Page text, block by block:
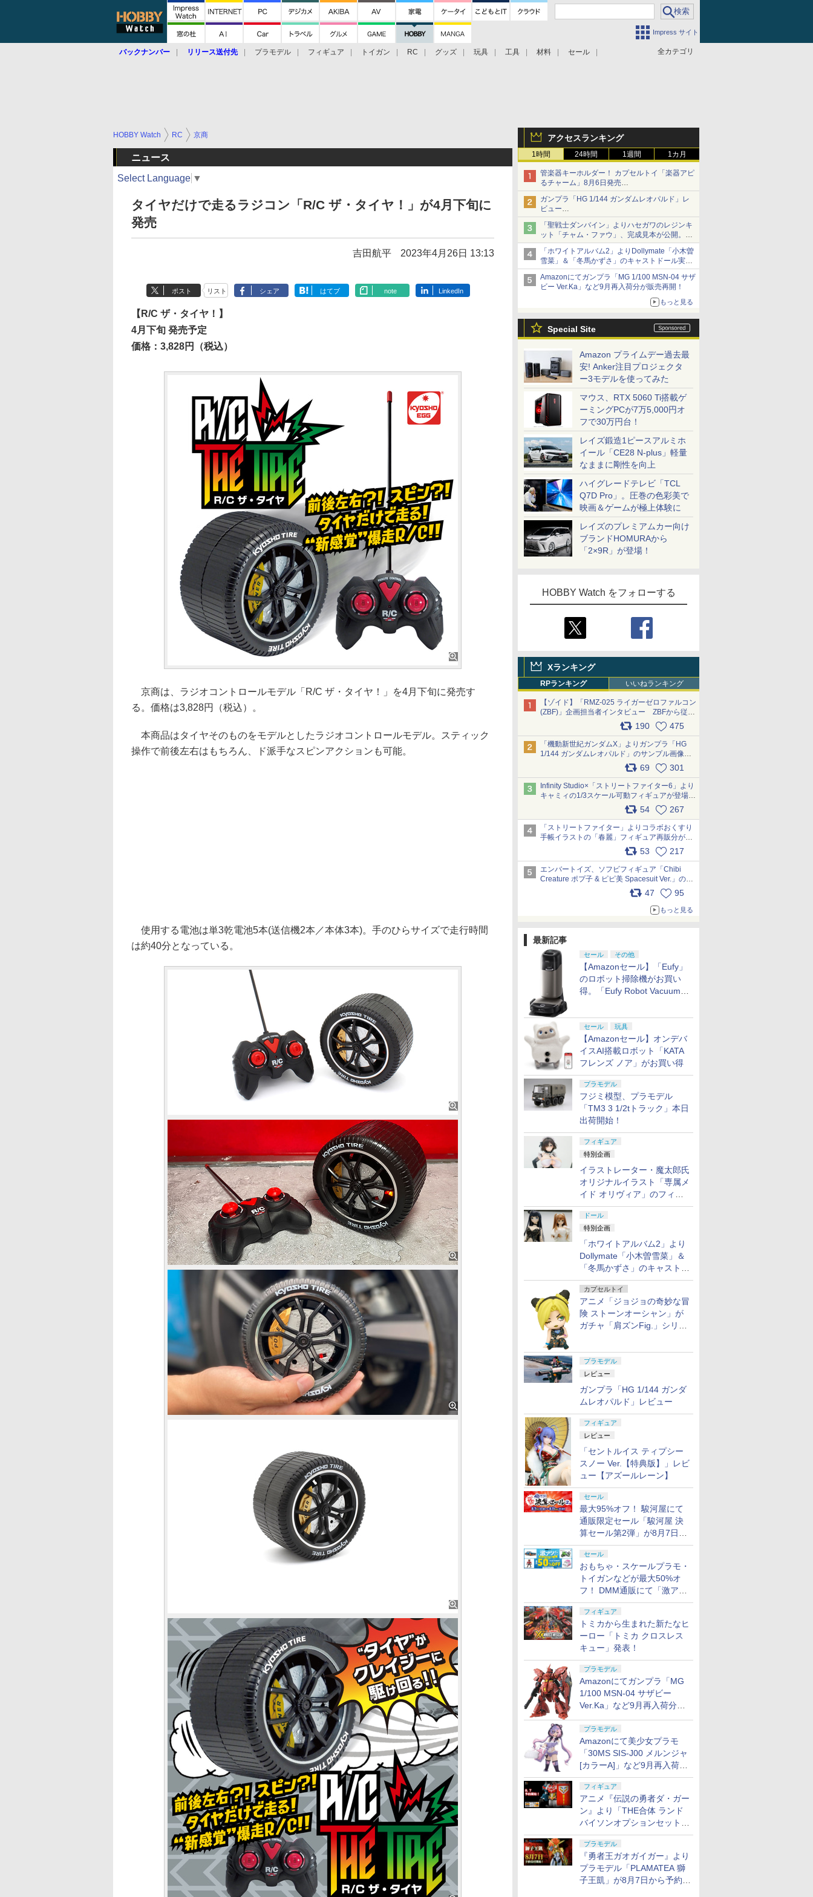
Impress サイト
全カテゴリ
バックナンバー リリース送付先 プラモデル フィギュア トイガン RC グッズ 玩具 工具 材料 セール
アクセスランキング
1時間 24時間 1週間 1カ月
管楽器キーホルダー！ カプセルトイ「楽器アピ
るチャーム」8月6日発売
チューバ、テナサクなど5種各3色
ガンプラ「HG 1/144 ガンダムレオパルド」レ
ビュー
『機動新世紀ガンダムX』30周年！インナーア
ームガトリングの変形機構まで再現し最新フォ
ーマットでキット化！
「聖戦士ダンバイン」よりハセガワのレジンキ
ット「チャム・ファウ」、完成見本が公開。9
月3日頃発売予定
「ホワイトアルバム2」よりDollymate「小木曽
雪菜」＆「冬馬かずさ」のキャストドール実物
見本が東京フィギュアギャラリーにて展示中
Amazonにてガンプラ「MG 1/100 MSN-04 サザ
ビー Ver.Ka」など9月再入荷分が販売再開！
もっと見る
Special Site
Amazon プライムデー過去最
安! Anker注目プロジェクタ
ー3モデルを使ってみた
マウス、RTX 5060 Ti搭載ゲ
ーミングPCが7万5,000円オ
フで30万円台！
レイズ鍛造1ピースアルミホ
イール「CE28 N-plus」軽量
なままに剛性を向上
ハイグレードテレビ「TCL
Q7D Pro」。圧巻の色彩美で
映画＆ゲームが極上体験に
レイズのプレミアムカー向け
ブランドHOMURAから
「2×9R」が登場！
HOBBY Watch をフォローする
Xランキング
RPランキング いいねランキング
【ゾイド】「RMZ-025 ライガーゼロファルコン
(ZBF)」企画担当者インタビュー ZBFから従来
デザインまで再現可能なボリューム満点のキッ
ト pic.x.com/6zOqQAQKkX
190 475
「機動新世紀ガンダムX」よりガンプラ「HG
1/144 ガンダムレオパルド」のサンプル画像が
69 301
Infinity Studio×「ストリートファイター6」より
キャミィの1/3スケール可動フィギュアが登場
54 267
「ストリートファイター」よりコラボおくすり
手帳イラストの「春麗」フィギュア再販分が本
日出荷開始 pic.x.com/toUc1MHr41
53 217
エンバートイズ、ソフビフィギュア「Chibi
Creature ポプ子 & ピピ美 Spacesuit Ver.」の発
売中止を発表 pic.x.com/Ri45iFeYjn
47 95
もっと見る
最新記事
セール その他
【Amazonセール】「Eufy」
のロボット掃除機がお買い
得。「Eufy Robot Vacuum
セール 玩具
【Amazonセール】オンデバ
イスAI搭載ロボット「KATA
フレンズ ノア」がお買い得
プラモデル
フジミ模型、プラモデル
「TM3 3 1/2tトラック」本日
出荷開始！
フィギュア
特別企画
イラストレーター・魔太郎氏
オリジナルイラスト「専属メ
イド オリヴィア」のフィギ
ュア彩色原型が東京フィギュ
アギャラリーにて展示中
ドール
特別企画
「ホワイトアルバム2」より
Dollymate「小木曽雪菜」＆
「冬馬かずさ」のキャストド
ール実物見本が東京フィギュ
アギャラリーにて展示中
カプセルトイ
アニメ「ジョジョの奇妙な冒
険 ストーンオーシャン」が
ガチャ「肩ズンFig.」シリー
プラモデル
レビュー
ガンプラ「HG 1/144 ガンダ
ムレオパルド」レビュー
フィギュア
レビュー
「セントルイス ティプシー
スノー Ver.【特典版】」レビ
ュー【アズールレーン】
セール
最大95%オフ！ 駿河屋にて
通販限定セール「駿河屋 決
算セール第2弾」が8月7日12
時より開催
セール
おもちゃ・スケールプラモ・
トイガンなどが最大50%オ
フ！ DMM通販にて「激ア
ツ！おもちゃ・ホビー夏セー
ル」が開催
フィギュア
トミカから生まれた新たなヒ
ーロー「トミカ クロスレス
キュー」発表！
プラモデル
Amazonにてガンプラ「MG
1/100 MSN-04 サザビー
Ver.Ka」など9月再入荷分が
プラモデル
Amazonにて美少女プラモ
「30MS SIS-J00 メルンジャ
[カラーA]」など9月再入荷分
が販売再開！
フィギュア
アニメ『伝説の勇者ダ・ガー
ン』より「THE合体 ランド
バイソンオプションセット」
が8月7日から予約受付開始！
プラモデル
『勇者王ガオガイガー』より
プラモデル「PLAMATEA 獅
子王凱」が8月7日から予約受
HOBBY Watch RC 京商
ニュース
Select Language ▼
タイヤだけで走るラジコン「R/C ザ・タイヤ！」が4月下旬に
発売
吉田航平 2023年4月26日 13:13
ポスト リスト シェア はてブ note LinkedIn
【R/C ザ・タイヤ！】
4月下旬 発売予定
価格：3,828円（税込）
京商は、ラジオコントロールモデル「R/C ザ・タイヤ！」を4月下旬に発売す
る。価格は3,828円（税込）。
本商品はタイヤそのものをモデルとしたラジオコントロールモデル。スティック
操作で前後左右はもちろん、ド派手なスピンアクションも可能。
使用する電池は単3乾電池5本(送信機2本／本体3本)。手のひらサイズで走行時間
は約40分となっている。